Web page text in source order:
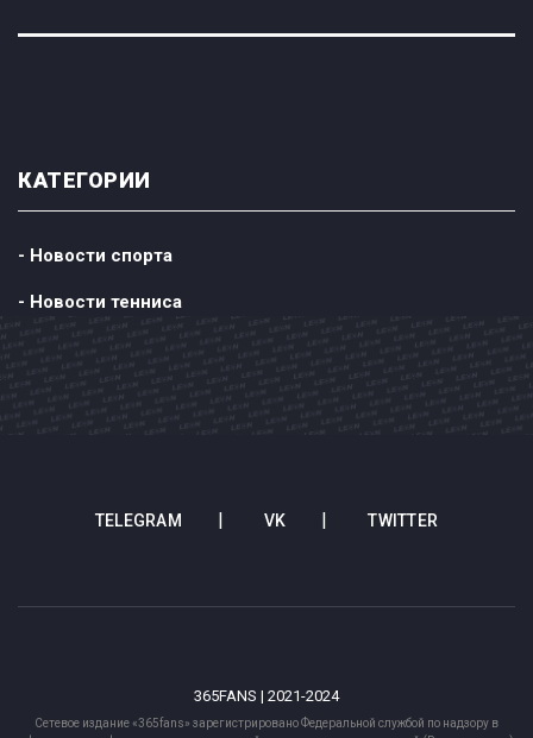
КАТЕГОРИИ
- Новости спорта
- Новости тенниса
TELEGRAM VK TWITTER
365FANS | 2021-2024
Сетевое издание «365fans» зарегистрировано Федеральной службой по надзору в